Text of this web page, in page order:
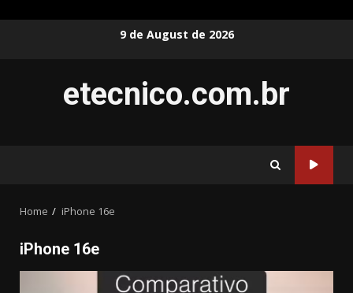
9 de August de 2026
etecnico.com.br
Home iPhone 16e
iPhone 16e